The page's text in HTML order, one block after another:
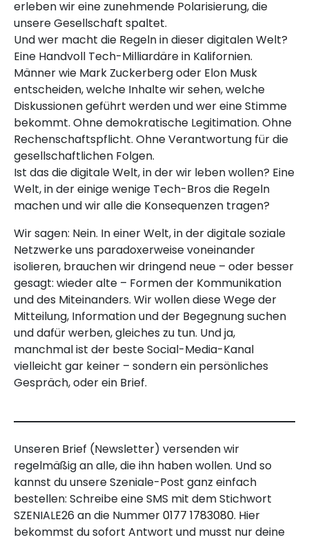
erleben wir eine zunehmende Polarisierung, die
unsere Gesellschaft spaltet.
Und wer macht die Regeln in dieser digitalen Welt?
Eine Handvoll Tech-Milliardäre in Kalifornien.
Männer wie Mark Zuckerberg oder Elon Musk
entscheiden, welche Inhalte wir sehen, welche
Diskussionen geführt werden und wer eine Stimme
bekommt. Ohne demokratische Legitimation. Ohne
Rechenschaftspflicht. Ohne Verantwortung für die
gesellschaftlichen Folgen.
Ist das die digitale Welt, in der wir leben wollen? Eine
Welt, in der einige wenige Tech-Bros die Regeln
machen und wir alle die Konsequenzen tragen?
Wir sagen: Nein. In einer Welt, in der digitale soziale
Netzwerke uns paradoxerweise voneinander
isolieren, brauchen wir dringend neue – oder besser
gesagt: wieder alte – Formen der Kommunikation
und des Miteinanders. Wir wollen diese Wege der
Mitteilung, Information und der Begegnung suchen
und dafür werben, gleiches zu tun. Und ja,
manchmal ist der beste Social-Media-Kanal
vielleicht gar keiner – sondern ein persönliches
Gespräch, oder ein Brief.
Unseren Brief (Newsletter) versenden wir
regelmäßig an alle, die ihn haben wollen. Und so
kannst du unsere Szeniale-Post ganz einfach
bestellen: Schreibe eine SMS mit dem Stichwort
SZENIALE26 an die Nummer0177 1783080. Hier
bekommst du sofort Antwort und musst nur deine